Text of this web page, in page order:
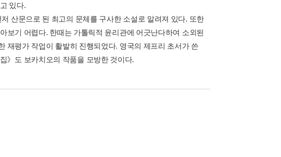
있다.
산문으로 된 최고의 문체를 구사한 소설로 알려져 있다. 또한
보기 어렵다. 한때는 가톨릭적 윤리관에 어긋난다하여 소외된
재평가 작업이 활발히 진행되었다. 영국의 제프리 초서가 쓴
》도 보카치오의 작품을 모방한 것이다.